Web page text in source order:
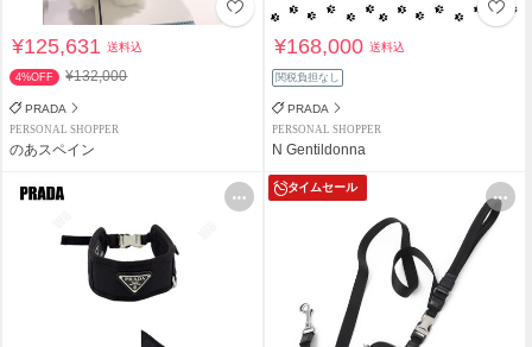
¥125,631送料込
4%OFF ¥132,000
PRADA
PERSONAL SHOPPER
のあスペイン
¥168,000送料込
関税負担なし
PRADA
PERSONAL SHOPPER
N Gentildonna
タイムセール